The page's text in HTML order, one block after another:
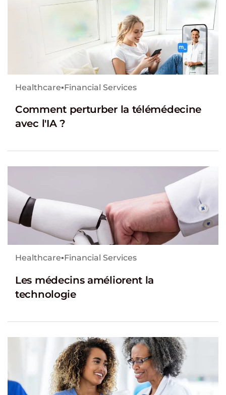
Healthcare▪Financial Services
Comment perturber la télémédecine
avec l'IA ?
Healthcare▪Financial Services
Les médecins améliorent la
technologie